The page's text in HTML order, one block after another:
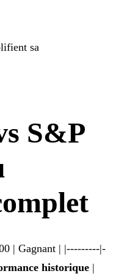
sa
S&P
| Gagnant | |---------|-
historique |